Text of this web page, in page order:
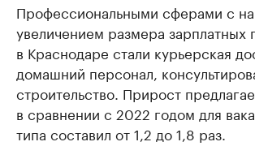
Профессиональными сферами с
увеличением размера зарплатных
в Краснодаре стали курьерская
домашний персонал,
строительство. Прирост
в сравнении с 2022 годом для
типа составил от 1,2 до 1,8 раз.